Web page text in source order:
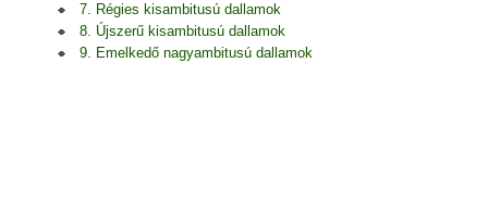
7. Régies kisambitusú dallamok
8. Újszerű kisambitusú dallamok
9. Emelkedő nagyambitusú dallamok